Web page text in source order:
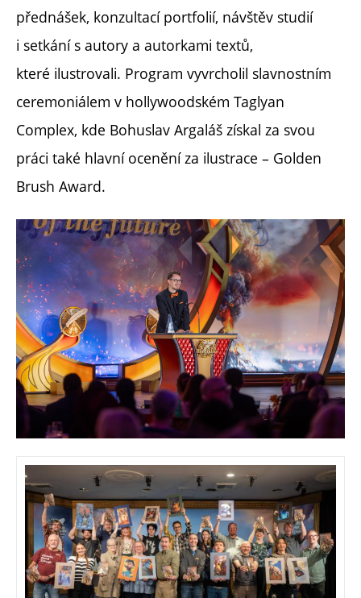
přednášek, konzultací portfolií, návštěv studií
i setkání s autory a autorkami textů,
které ilustrovali. Program vyvrcholil slavnostním
ceremoniálem v hollywoodském Taglyan
Complex, kde Bohuslav Argaláš získal za svou
práci také hlavní ocenění za ilustrace – Golden
Brush Award.